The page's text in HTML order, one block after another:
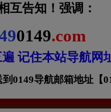
互告知！ 强调：
0149.com
记住本站导航网
0149导航邮箱地址【